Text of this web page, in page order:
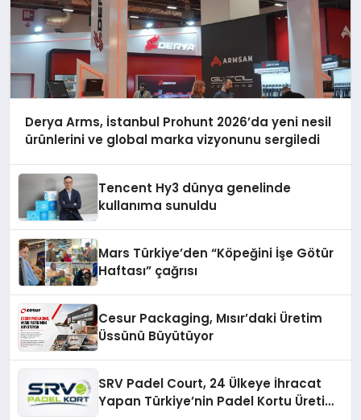
Derya Arms, İstanbul Prohunt 2026’da yeni nesil
ürünlerini ve global marka vizyonunu sergiledi
Tencent Hy3 dünya genelinde
kullanıma sunuldu
Mars Türkiye’den “Köpeğini İşe Götür
Haftası” çağrısı
Cesur Packaging, Mısır’daki Üretim
Üssünü Büyütüyor
SRV Padel Court, 24 Ülkeye İhracat
Yapan Türkiye’nin Padel Kortu Üretim